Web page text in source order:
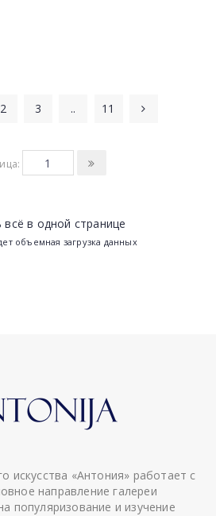
2 3 .. 11
всё в одной странице
объемная загрузка данных
искусства «Антония» работает с
направление галереи
популяризование и изучение